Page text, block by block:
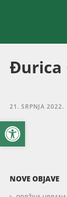
Open toolbar
Đurica
21. SRPNJA 2022.
NOVE OBJAVE